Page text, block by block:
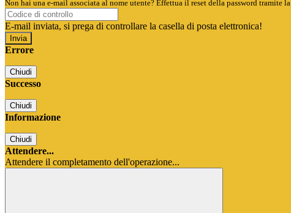
Non hai una e-mail associata al nome utente? Effettua il reset della password tramite la
E-mail inviata, si prega di controllare la casella di posta elettronica!
Errore
Chiudi
Successo
Chiudi
Informazione
Chiudi
Attendere...
Attendere il completamento dell'operazione...